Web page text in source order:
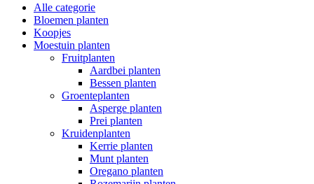
Alle categorie
Bloemen planten
Koopjes
Moestuin planten
Fruitplanten
Aardbei planten
Bessen planten
Groenteplanten
Asperge planten
Prei planten
Kruidenplanten
Kerrie planten
Munt planten
Oregano planten